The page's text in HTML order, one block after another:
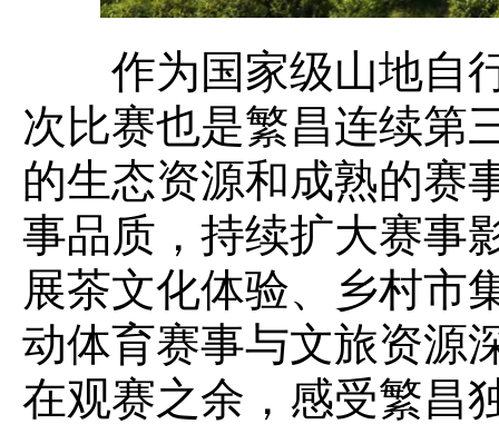
作为国家级山地自行
次比赛也是繁昌连续第
的生态资源和成熟的赛
事品质，持续扩大赛事
展茶文化体验、乡村市
动体育赛事与文旅资源
在观赛之余，感受繁昌